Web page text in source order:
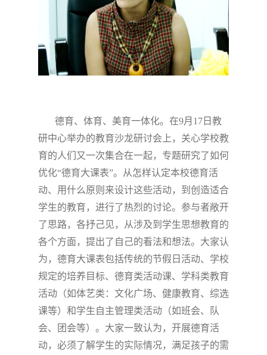
德育、体育、美育一体化。在9月 17 日教
研中心举办的教育沙龙研讨会上，关心学校教
育的人们又一次集合在一起，专题研究了如何
优化“德育大课表”。从怎样认定本校德育活
动、用什么原则来设计这些活动，到创造适合
学生的教育，进行了热烈的讨论。参与者敞开
了思路，各抒己见，从涉及到学生思想教育的
各个方面，提出了自己的看法和想法。大家认
为，德育大课表包括传统的节假日活动、学校
规定的培养目标、德育类活动课、学科类教育
活动（如体艺类：文化广场、健康教育、综选
课等）和学生自主管理类活动（如班会、队
会、团会等）。大家一致认为，开展德育活
动，必须了解学生的实际情况，满足孩子的需